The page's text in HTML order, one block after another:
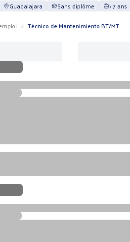
Guadalajara Sans diplôme > 7 ans
Técnico de Mantenimiento BT/MT